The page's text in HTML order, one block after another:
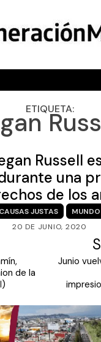
POLÍTICA
CAMALEÓN
OPINIÓN
ENGLISH SECTION
VIDEOS
ETIQUETA:
Russell
una
de los
CAUSAS JUSTAS
MUNDO
20 DE JUNIO, 2020
de la
Junio